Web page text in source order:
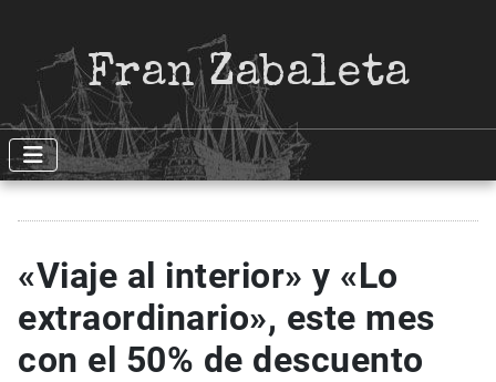
Fran Zabaleta
«Viaje al interior» y «Lo
extraordinario», este mes
con el 50% de descuento